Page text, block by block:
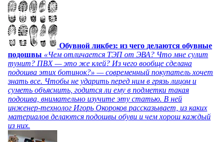
Обувной ликбез: из чего делаются обувные
подошвы «Чем отличается ТЭП от ЭВА? Что мне сулит
тунит? ПВХ — это же клей? Из чего вообще сделана
подошва этих ботинок?» — современный покупатель хочет
знать все. Чтобы не ударить перед ним в грязь лицом и
суметь объяснить, годится ли ему в подметки такая
подошва, внимательно изучите эту статью. В ней
инженер-технолог Игорь Окороков рассказывает, из каких
материалов делаются подошвы обуви и чем хорош каждый
из них.